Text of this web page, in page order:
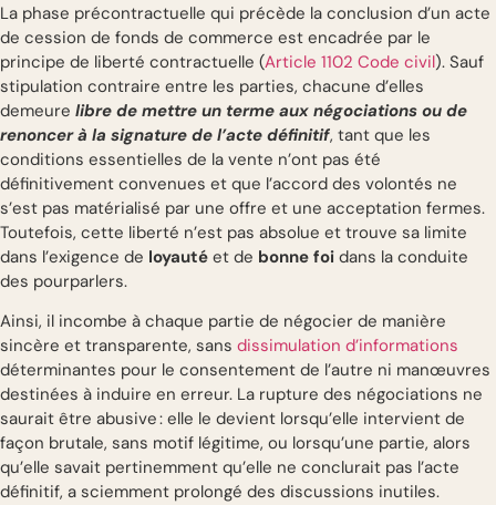
La phase précontractuelle qui précède la conclusion d’un acte
de cession de fonds de commerce est encadrée par le
principe de liberté contractuelle (Article 1102 Code civil). Sauf
stipulation contraire entre les parties, chacune d’elles
demeure libre de mettre un terme aux négociations ou de
renoncer à la signature de l’acte définitif, tant que les
conditions essentielles de la vente n’ont pas été
définitivement convenues et que l’accord des volontés ne
s’est pas matérialisé par une offre et une acceptation fermes.
Toutefois, cette liberté n’est pas absolue et trouve sa limite
dans l’exigence de loyauté et de bonne foi dans la conduite
des pourparlers.
Ainsi, il incombe à chaque partie de négocier de manière
sincère et transparente, sans dissimulation d’informations
déterminantes pour le consentement de l’autre ni manœuvres
destinées à induire en erreur. La rupture des négociations ne
saurait être abusive : elle le devient lorsqu’elle intervient de
façon brutale, sans motif légitime, ou lorsqu’une partie, alors
qu’elle savait pertinemment qu’elle ne conclurait pas l’acte
définitif, a sciemment prolongé des discussions inutiles.